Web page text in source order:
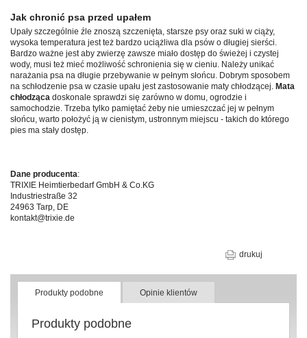
Jak chronić psa przed upałem
Upały szczególnie źle znoszą szczenięta, starsze psy oraz suki w ciąży,
wysoka temperatura jest też bardzo uciążliwa dla psów o długiej sierści.
Bardzo ważne jest aby zwierzę zawsze miało dostęp do świeżej i czystej
wody, musi też mieć możliwość schronienia się w cieniu. Należy unikać
narażania psa na długie przebywanie w pełnym słońcu. Dobrym sposobem
na schłodzenie psa w czasie upału jest zastosowanie maty chłodzącej. Mata
chłodząca doskonale sprawdzi się zarówno w domu, ogrodzie i
samochodzie. Trzeba tylko pamiętać żeby nie umieszczać jej w pełnym
słońcu, warto położyć ją w cienistym, ustronnym miejscu - takich do którego
pies ma stały dostęp.
Dane producenta:
TRIXIE Heimtierbedarf GmbH & Co.KG
Industriestraße 32
24963 Tarp, DE
kontakt@trixie.de
drukuj
Produkty podobne Opinie klientów
Produkty podobne